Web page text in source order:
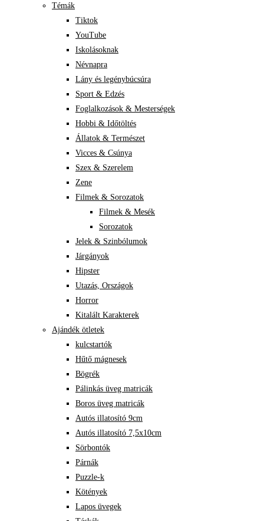
Témák
Tiktok
YouTube
Iskolásoknak
Névnapra
Lány és legénybúcsúra
Sport & Edzés
Foglalkozások & Mesterségek
Hobbi & Időtöltés
Állatok & Természet
Vicces & Csúnya
Szex & Szerelem
Zene
Filmek & Sorozatok
Filmek & Mesék
Sorozatok
Jelek & Szinbólumok
Járgányok
Hipster
Utazás, Országok
Horror
Kitalált Karakterek
Ajándék ötletek
kulcstartók
Hűtő mágnesek
Bögrék
Pálinkás üveg matricák
Boros üveg matricák
Autós illatosító 9cm
Autós illatosító 7,5x10cm
Sörbontók
Párnák
Puzzle-k
Kötények
Lapos üvegek